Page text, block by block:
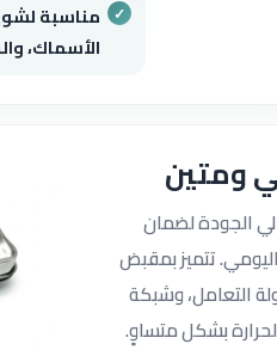
مناسبة
الأسماك،
ومتين
الجودة لضمان
تتميز بمقبض
التعامل، وشبكة
بشكل متساوٍ.